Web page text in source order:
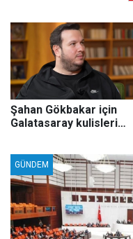
Şahan Gökbakar için
Galatasaray kulisleri
GÜNDEM